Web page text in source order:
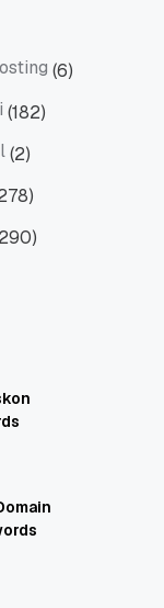
(6)
(182)
(2)